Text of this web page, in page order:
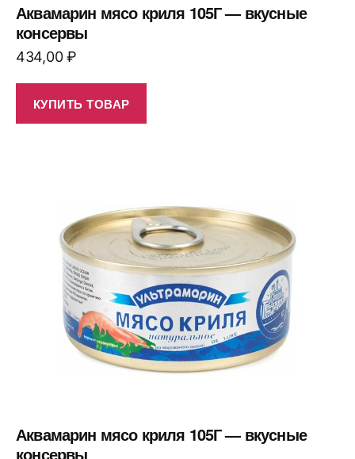
Аквамарин мясо криля 105Г — вкусные
консервы
434,00₽
КУПИТЬ ТОВАР
Аквамарин мясо криля 105Г — вкусные
консервы